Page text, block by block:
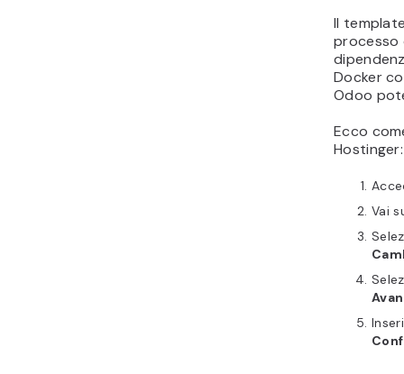
Il
processo
Docker
Odoo
Ecco
Hostinger:
Vai